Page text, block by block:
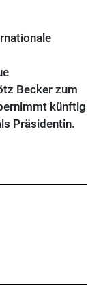
Becker zum
künftig
Präsidentin.